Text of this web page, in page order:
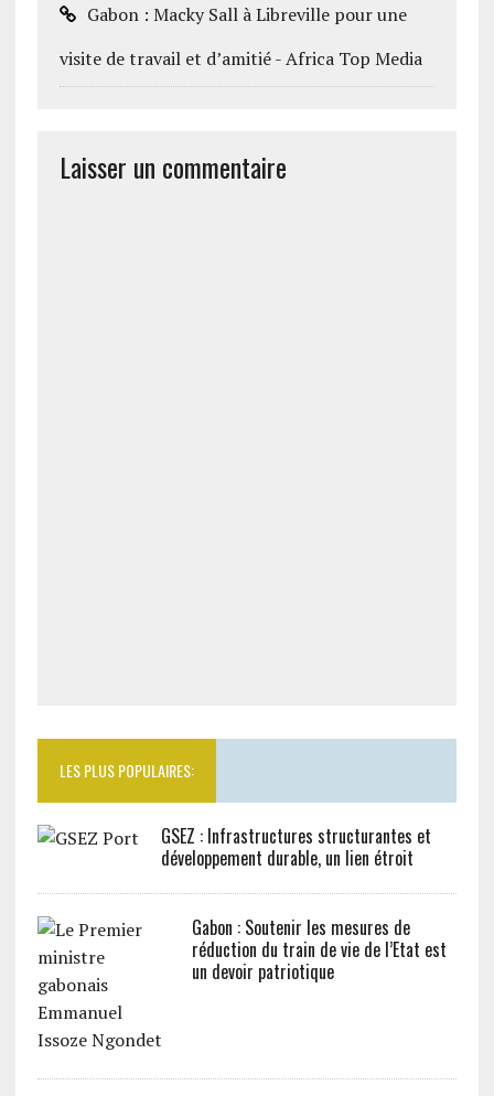
Gabon : Macky Sall à Libreville pour une
visite de travail et d’amitié - Africa Top Media
Laisser un commentaire
LES PLUS POPULAIRES:
GSEZ : Infrastructures structurantes et
développement durable, un lien étroit
Gabon : Soutenir les mesures de
réduction du train de vie de l’Etat est
un devoir patriotique